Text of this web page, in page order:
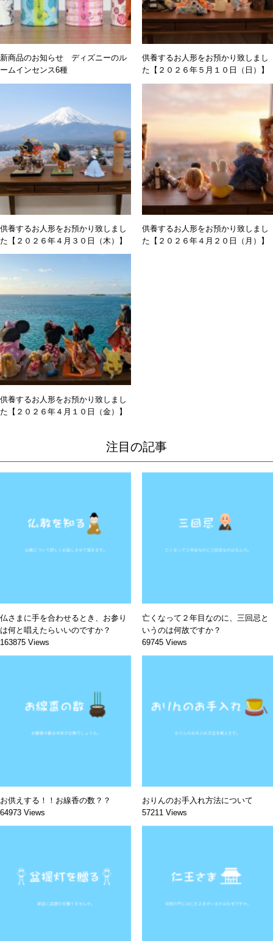
新商品のお知らせ ディズニーのル
ームインセンス6種
供養するお人形をお預かり致しまし
た【２０２６年５月１０日（日）】
供養するお人形をお預かり致しまし
た【２０２６年４月３０日（木）】
供養するお人形をお預かり致しまし
た【２０２６年４月２０日（月）】
供養するお人形をお預かり致しまし
た【２０２６年４月１０日（金）】
注目の記事
仏さまに手を合わせるとき、お参り
は何と唱えたらいいのですか？
163875 Views
亡くなって２年目なのに、三回忌と
いうのは何故ですか？
69745 Views
お供えする！！お線香の数？？
64973 Views
おりんのお手入れ方法について
57211 Views